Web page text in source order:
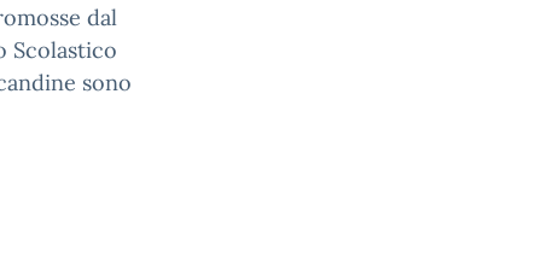
dal
Scolastico
sono